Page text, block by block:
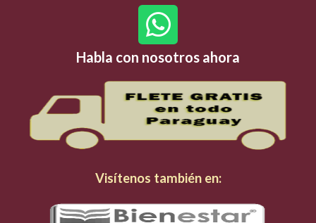
W
h
a
t
s
p
p
Habla con nosotros ahora
Visítenos también en: